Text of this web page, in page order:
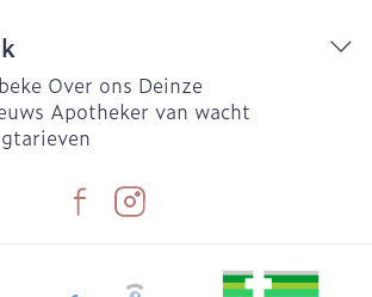
Over ons Deinze
Apotheker van wacht